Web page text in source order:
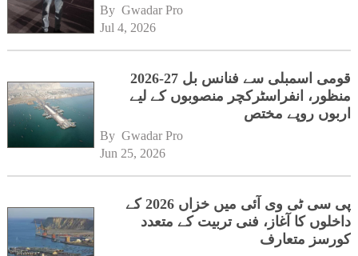
By Gwadar Pro
Jul 4, 2026
قومی اسمبلی سے فنانس بل 27-2026
منظور، انفراسٹرکچر منصوبوں کے لیے
اربوں روپے مختص
By Gwadar Pro
Jun 25, 2026
پی سی ٹی وی آئی میں خزاں 2026 کے
داخلوں کا آغاز، فنی تربیت کے متعدد
کورسز متعارف